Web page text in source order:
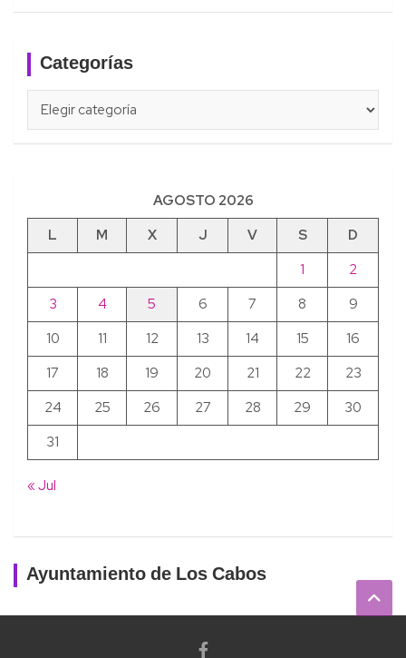
Categorías
AGOSTO 2026
L
M X J V S
D
1
2
3
4 5 6 7 8
9
10
11 12 13 14 15
16
17
18 19 20 21 22
23
24
25 26 27 28 29
30
31
« Jul
Ayuntamiento de Los Cabos